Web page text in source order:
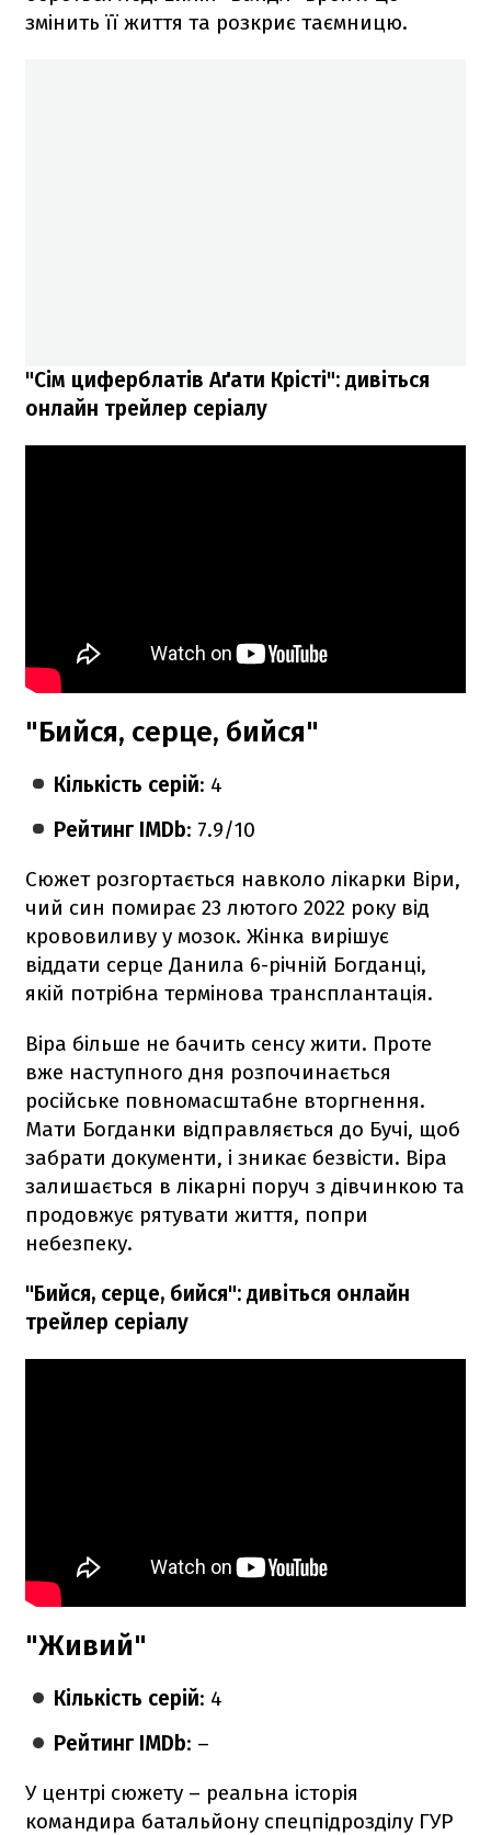
змінить її життя та розкриє таємницю.
"Сім циферблатів Аґати Крісті": дивіться
онлайн трейлер серіалу
"Бийся, серце, бийся"
Кількість серій: 4
Рейтинг IMDb: 7.9/10
Сюжет розгортається навколо лікарки Віри,
чий син помирає 23 лютого 2022 року від
крововиливу у мозок. Жінка вирішує
віддати серце Данила 6-річній Богданці,
якій потрібна термінова трансплантація.
Віра більше не бачить сенсу жити. Проте
вже наступного дня розпочинається
російське повномасштабне вторгнення.
Мати Богданки відправляється до Бучі, щоб
забрати документи, і зникає безвісти. Віра
залишається в лікарні поруч з дівчинкою та
продовжує рятувати життя, попри
небезпеку.
"Бийся, серце, бийся": дивіться онлайн
трейлер серіалу
"Живий"
Кількість серій: 4
Рейтинг IMDb: –
У центрі сюжету – реальна історія
командира батальйону спецпідрозділу ГУР